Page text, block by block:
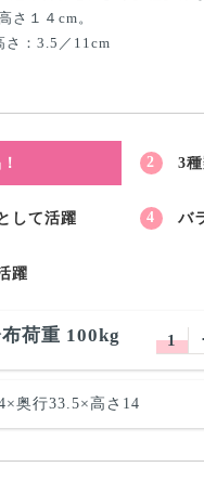
さ１４cm。
さ：3.5／11cm
3
して活躍 バ
躍
荷重 100kg 1 ･
奥行33.5×高さ14